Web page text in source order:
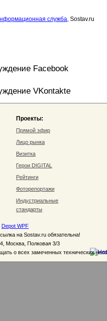
служба, Sostav.ru
Facebook
VKontakte
Проекты:
Прямой эфир
Лицо рынка
Визитка
Герои DIGITAL
Рейтинги
Фоторепортажи
Индустриальные
стандарты
Depot WPF
на Sostav.ru обязательна!
Москва, Полковая 3/3
о всех замеченных технических